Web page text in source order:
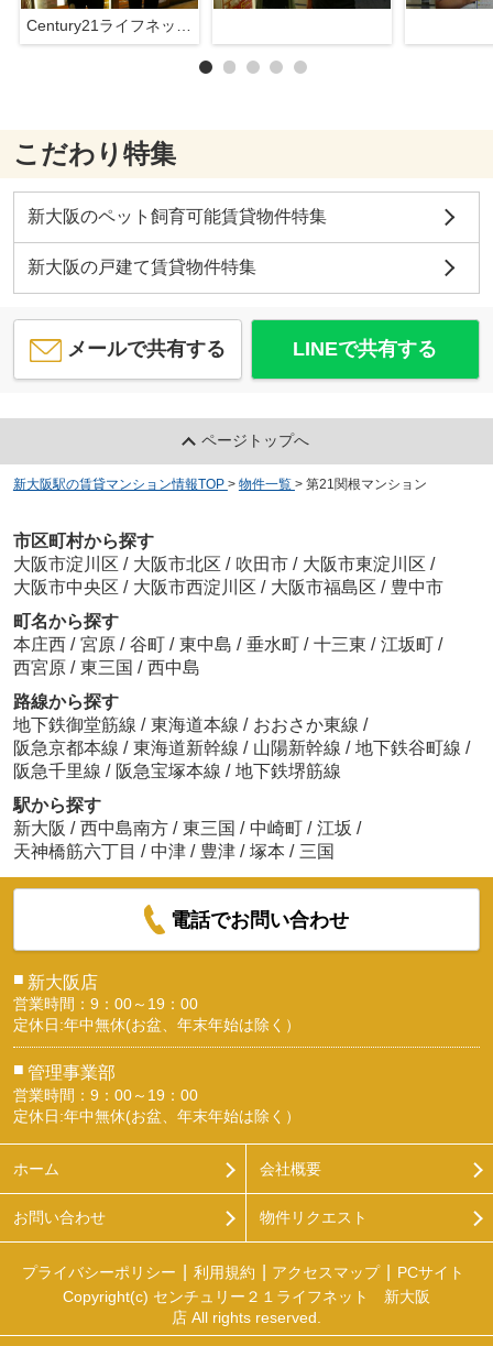
こだわり特集
新大阪のペット飼育可能賃貸物件特集
新大阪の戸建て賃貸物件特集
メールで共有する LINEで共有する
ページトップへ
新大阪駅の賃貸マンション情報TOP > 物件一覧 > 第21関根マンション
市区町村から探す
大阪市淀川区 / 大阪市北区 / 吹田市 / 大阪市東淀川区 /
大阪市中央区 / 大阪市西淀川区 / 大阪市福島区 / 豊中市
町名から探す
本庄西 / 宮原 / 谷町 / 東中島 / 垂水町 / 十三東 / 江坂町 /
西宮原 / 東三国 / 西中島
路線から探す
地下鉄御堂筋線 / 東海道本線 / おおさか東線 /
阪急京都本線 / 東海道新幹線 / 山陽新幹線 / 地下鉄谷町線 /
阪急千里線 / 阪急宝塚本線 / 地下鉄堺筋線
駅から探す
新大阪 / 西中島南方 / 東三国 / 中崎町 / 江坂 /
天神橋筋六丁目 / 中津 / 豊津 / 塚本 / 三国
電話でお問い合わせ
■ 新大阪店
営業時間：9：00～19：00
定休日:年中無休(お盆、年末年始は除く）
■ 管理事業部
営業時間：9：00～19：00
定休日:年中無休(お盆、年末年始は除く）
ホーム 会社概要
お問い合わせ 物件リクエスト
プライバシーポリシー 利用規約 アクセスマップ
PCサイト
Copyright(c) センチュリー２１ライフネット 新大阪
店 All rights reserved.